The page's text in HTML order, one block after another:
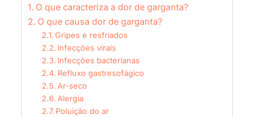
O que caracteriza a dor de garganta?
O que causa dor de garganta?
Gripes e resfriados
Infecções virais
Infecções bacterianas
Refluxo gastresofágico
Ar-seco
Alergia
Poluição do ar